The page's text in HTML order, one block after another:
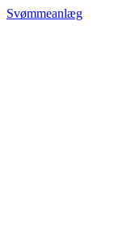
Svømmeanlæg